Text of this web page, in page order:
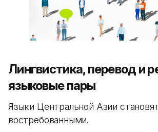
Лингвистика, перевод и
языковые пары
Языки Центральной Азии
востребованными.